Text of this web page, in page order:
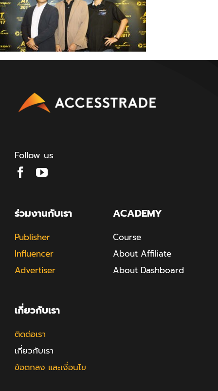
Follow us
ร่วมงานกับเรา
Publisher
Influencer
Advertiser
ACADEMY
Course
About Affiliate
About Dashboard
เกี่ยวกับเรา
ติดต่อเรา
เกี่ยวกับเรา
ข้อตกลง และเงื่อนไข